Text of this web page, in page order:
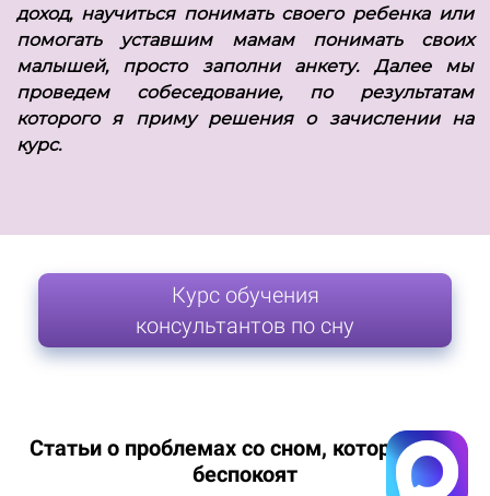
доход, научиться понимать своего ребенка или
помогать уставшим мамам понимать своих
малышей, просто заполни анкету. Далее мы
проведем собеседование, по результатам
которого я приму решения о зачислении на
курс.
Курс обучения
консультантов по сну
Статьи о проблемах со сном, которые вас
беспокоят